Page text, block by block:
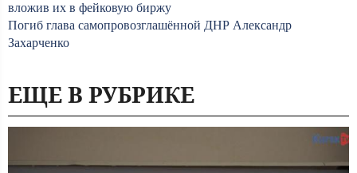
вложив их в фейковую биржу
Погиб глава самопровозглашённой ДНР Александр
Захарченко
ЕЩЕ В РУБРИКЕ